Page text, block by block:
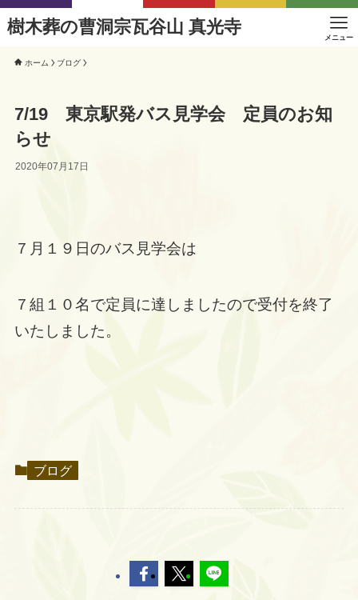
樹木葬の曹洞宗瓦谷山 真光寺
メニュー
ホーム ブログ
7/19 東京駅発バス見学会 定員のお知
らせ
2020年07月17日
７月１９日のバス見学会は
７組１０名で定員に達しましたので受付を終了
いたしました。
ブログ